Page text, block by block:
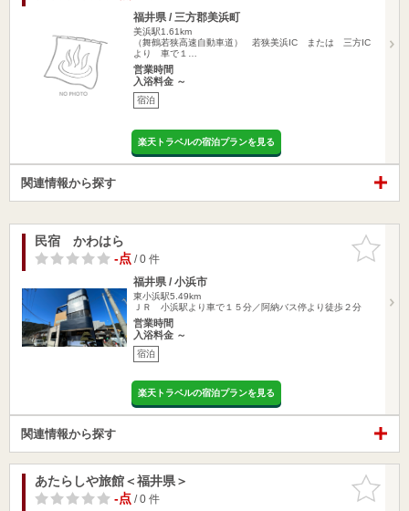
福井県 / 三方郡美浜町
美浜駅1.61km
（舞鶴若狭高速自動車道） 若狭美浜IC または 三方IC
より 車で１…
営業時間
入浴料金 ～
宿泊
楽天トラベルの宿泊プランを見る
関連情報から探す
お気に入
りに追加
民宿 かわはら
-点/ 0 件
福井県 / 小浜市
東小浜駅5.49km
ＪＲ 小浜駅より車で１５分／阿納バス停より徒歩２分
営業時間
入浴料金 ～
宿泊
楽天トラベルの宿泊プランを見る
関連情報から探す
お気に入
りに追加
あたらしや旅館＜福井県＞
-点/ 0 件